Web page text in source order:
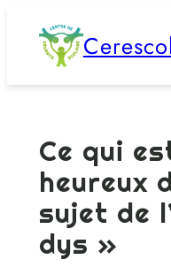
Aller
Cerescol
Ce qui
heureux
sujet de
dys »